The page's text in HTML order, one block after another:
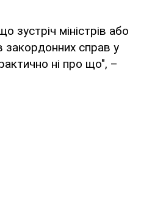
зустріч міністрів або
закордонних справ у
ні про що", –